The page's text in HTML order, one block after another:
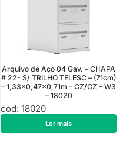
Arquivo de Aço 04 Gav. – CHAPA
# 22- S/ TRILHO TELESC – (71cm)
– 1,33×0,47×0,71m – CZ/CZ – W3
– 18020
cod: 18020
1.178,10
Ler mais